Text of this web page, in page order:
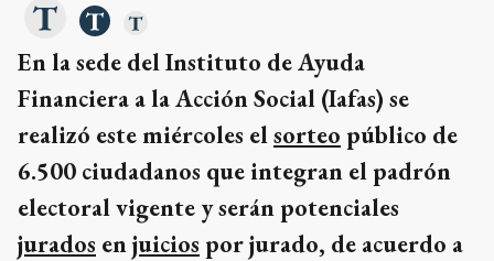
En la sede del Instituto de Ayuda
Financiera a la Acción Social (Iafas) se
realizó este miércoles elsorteo público de
6.500 ciudadanos que integran el padrón
electoral vigente y serán potenciales
jurados enjuicios por jurado, de acuerdo a